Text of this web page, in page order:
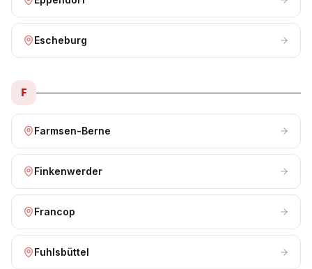
Escheburg
F
Farmsen-Berne
Finkenwerder
Francop
Fuhlsbüttel